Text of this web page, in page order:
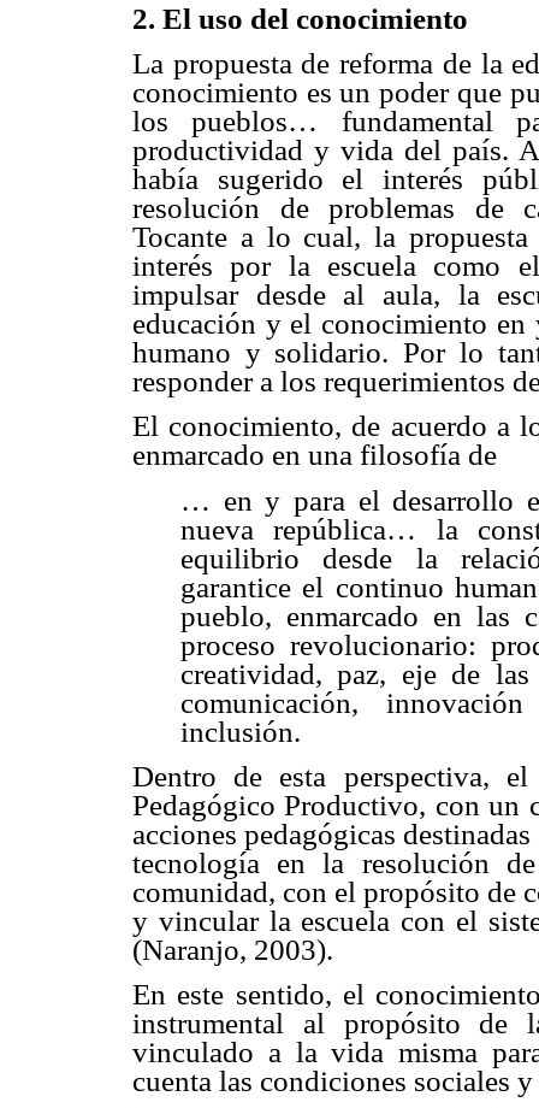
2. El uso del conocimiento
La propuesta de reforma de la
conocimiento es un poder que
los pueblos… fundamental
productividad y vida del país.
había sugerido el interés
resolución de problemas de
Tocante a lo cual, la
interés por la escuela como
impulsar desde al aula, la
educación y el conocimiento
humano y solidario. Por lo
responder a los requerimientos
El conocimiento, de acuerdo a
enmarcado en una filosofía de
… en y para el desarrollo
nueva república… la
equilibrio desde la
garantice el continuo
pueblo, enmarcado en las
proceso revolucionario:
creatividad, paz, eje de
comunicación,
inclusión.
Dentro de esta perspectiva,
Pedagógico Productivo, con un
acciones pedagógicas
tecnología en la resolución
comunidad, con el propósito de
y vincular la escuela con el
(Naranjo, 2003).
En este sentido, el
instrumental al propósito de
vinculado a la vida misma
cuenta las condiciones sociales